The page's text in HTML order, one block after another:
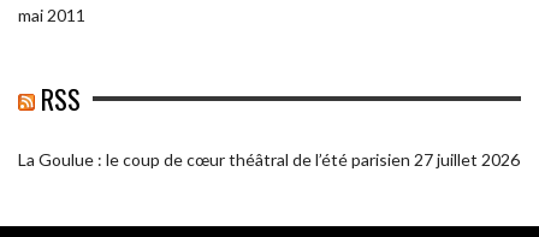
mai 2011
RSS
La Goulue : le coup de cœur théâtral de l’été parisien 27 juillet 2026